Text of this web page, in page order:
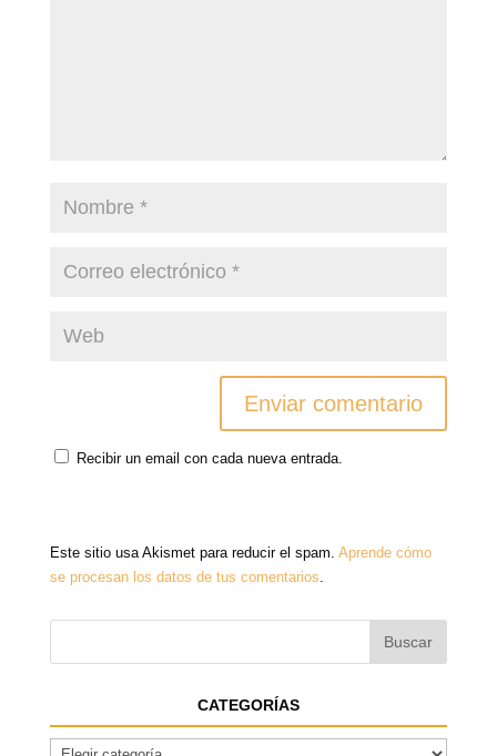
Recibir un email con cada nueva entrada.
Este sitio usa Akismet para reducir el spam. Aprende cómo
se procesan los datos de tus comentarios.
CATEGORÍAS